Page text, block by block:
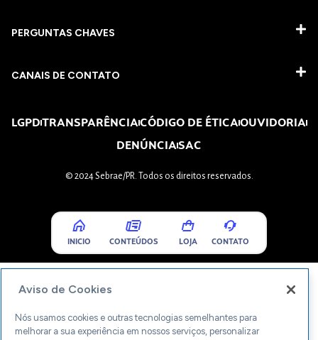
PERGUNTAS CHAVES​
CANAIS DE CONTATO
LGPDTRANSPARÊNCIACÓDIGO DE ÉTICAOUVIDORIA
DENÚNCIASAC
© 2024 Sebrae/PR. Todos os direitos reservados.
INICIO CONTEÚDOS LOJA CONTATO
Aviso de Cookies
Nós usamos cookies e outras tecnologias semelhantes para
melhorar a sua experiência em nossos serviços, personalizar